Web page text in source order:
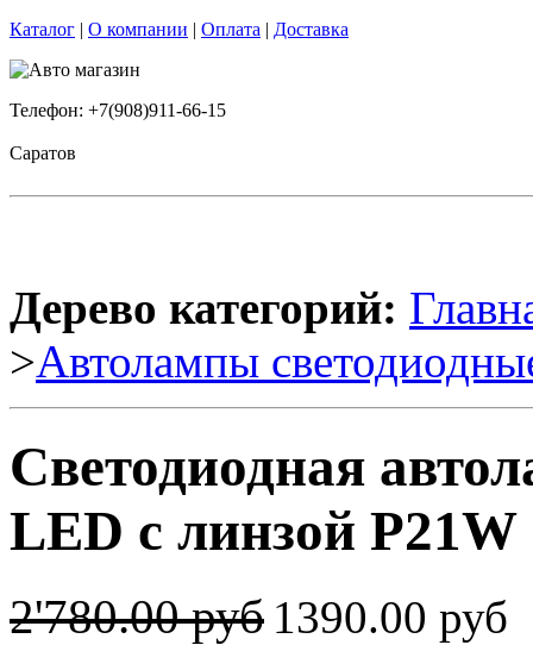
Каталог | О компании | Оплата | Доставка
Телефон: +7(908)911-66-15
Саратов
Дерево категорий:
>Автолампы
Светодиодная
LED с линзой
2'780.00 руб 1390.00 руб